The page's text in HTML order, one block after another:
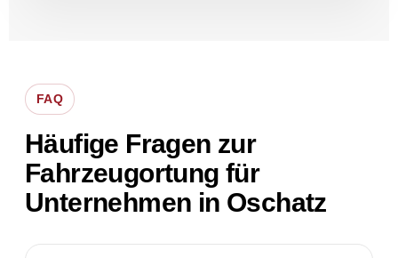
FAQ
Häufige Fragen zur
Fahrzeugortung für
Unternehmen in Oschatz